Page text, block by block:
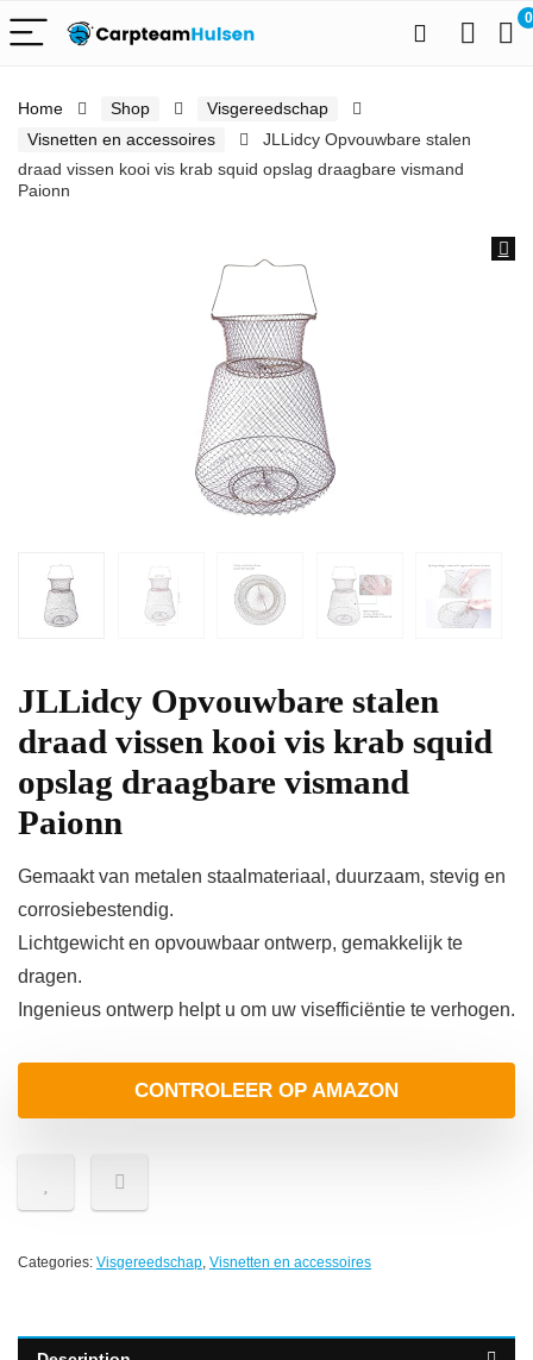
0
Home Shop
Visgereedschap
Visnetten en accessoires
JLLidcy Opvouwbare stalen
draad vissen kooi vis krab squid opslag draagbare vismand
Paionn
JLLidcy Opvouwbare stalen
draad vissen kooi vis krab squid
opslag draagbare vismand
Paionn
Gemaakt van metalen staalmateriaal, duurzaam, stevig en
corrosiebestendig.
Lichtgewicht en opvouwbaar ontwerp, gemakkelijk te
dragen.
Ingenieus ontwerp helpt u om uw visefficiëntie te verhogen.
CONTROLEER OP AMAZON
Categories: Visgereedschap, Visnetten en accessoires